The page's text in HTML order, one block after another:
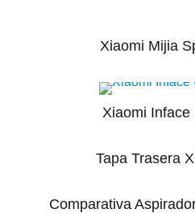
Xiaomi Mijia
Xiaomi Inface
Tapa Trasera
Comparativa